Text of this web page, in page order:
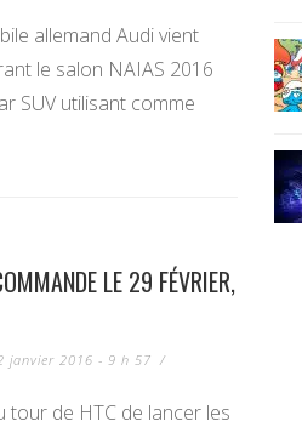
allemand Audi vient
le salon NAIAS 2016
SUV utilisant comme
LE 29 FÉVRIER,
janvier 2016 - 9 h 57 /
tour de HTC de lancer les